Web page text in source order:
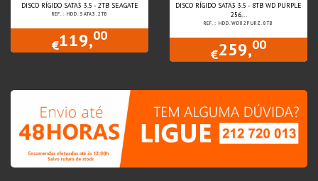
DISCO RÍGIDO SATA3 3.5 - 2TB SEAGATE
REF.: HDD.SATA3.2TB
€119,00
DISCO RÍGIDO SATA3 3.5 - 8TB WD PURPLE
256...
REF.: HDD.WD82PURZ.8TB
€259,00